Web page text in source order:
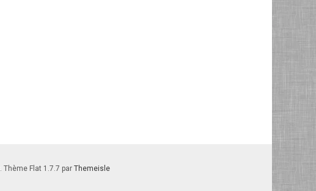
. Thème Flat 1.7.7 par Themeisle